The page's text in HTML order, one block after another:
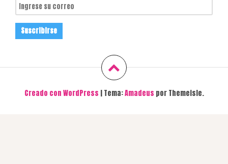
Creado con WordPress |Tema:Amadeus por Themeisle.